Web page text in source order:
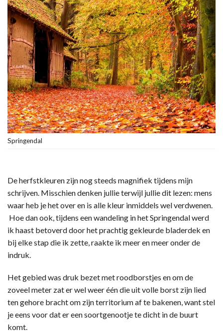
Springendal
De herfstkleuren zijn nog steeds magnifiek tijdens mijn
schrijven. Misschien denken jullie terwijl jullie dit lezen: mens
waar heb je het over en is alle kleur inmiddels wel verdwenen.
Hoe dan ook, tijdens een wandeling in het Springendal werd
ik haast betoverd door het prachtig gekleurde bladerdek en
bij elke stap die ik zette, raakte ik meer en meer onder de
indruk.
Het gebied was druk bezet met roodborstjes en om de
zoveel meter zat er wel weer één die uit volle borst zijn lied
ten gehore bracht om zijn territorium af te bakenen, want stel
je eens voor dat er een soortgenootje te dicht in de buurt
komt.